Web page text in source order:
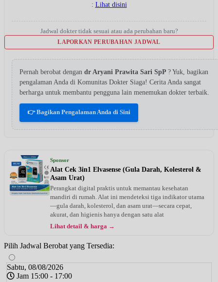
: Lihat disini
Jadwal dokter tidak sesuai atau ada perubahan baru?
LAPORKAN PERUBAHAN JADWAL
Pernah berobat dengan dr Aryani Prawita Sari SpP ? Yuk, bagikan
pengalaman Anda di Komunitas Dokter Siaga! Cerita Anda sangat
berharga untuk membantu pengguna lain menemukan dokter terbaik.
👉 Bagikan Pengalaman Anda di Sini
Sponsor
Alat Cek 3in1 Elvasense (Gula Darah, Kolesterol &
Asam Urat)
Perangkat digital praktis untuk memantau kesehatan
mandiri di rumah. Alat ini mendeteksi tiga indikator utama
—gula darah, kolesterol, dan asam urat—secara cepat,
akurat, dan higienis hanya dengan satu alat
Lihat detail & harga →
Pilih Jadwal Berobat yang Tersedia:
Sabtu, 08/08/2026
Jam 15:00 - 17:00